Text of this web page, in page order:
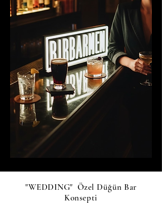
"WEDDING" Özel Düğün Bar
Konsepti